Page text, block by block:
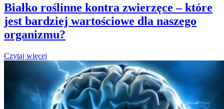
Białko roślinne kontra zwierzęce – które
jest bardziej wartościowe dla naszego
organizmu?
Czytaj więcej